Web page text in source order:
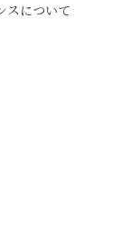
スについて